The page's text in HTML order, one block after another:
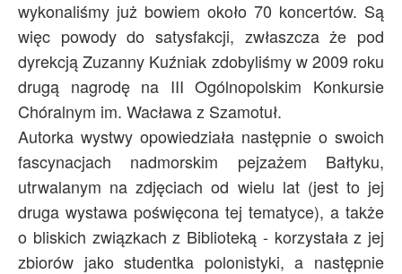
wykonaliśmy już bowiem około 70 koncertów. Są
więc powody do satysfakcji, zwłaszcza że pod
dyrekcją Zuzanny Kuźniak zdobyliśmy w 2009 roku
drugą nagrodę na III Ogólnopolskim Konkursie
Chóralnym im. Wacława z Szamotuł.
Autorka wystwy opowiedziała następnie o swoich
fascynacjach nadmorskim pejzażem Bałtyku,
utrwalanym na zdjęciach od wielu lat (jest to jej
druga wystawa poświęcona tej tematyce), a także
o bliskich związkach z Biblioteką - korzystała z jej
zbiorów jako studentka polonistyki, a następnie